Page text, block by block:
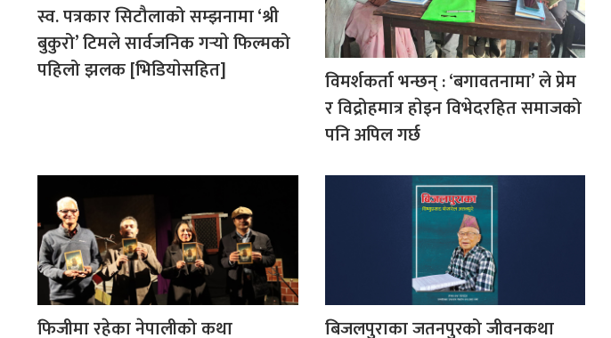
स्व. पत्रकार सिटौलाको सम्झनामा ‘श्री
बुकुरो’ टिमले सार्वजनिक गर्‍याे फिल्मको
पहिलो झलक [भिडियाेसहित]
विमर्शकर्ता भन्छन् : ‘बगावतनामा’ ले प्रेम
र विद्रोहमात्र हाेइन विभेदरहित समाजको
पनि अपिल गर्छ
फिजीमा रहेका नेपालीको कथा बिजलपुराका जतनपुरको जीवनकथा